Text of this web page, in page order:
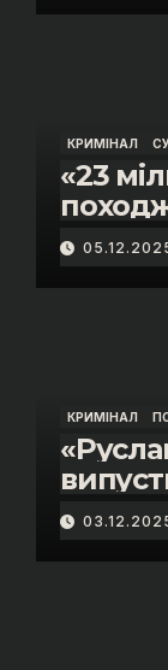
КРИМІНАЛ
«23
КРИМІНАЛ